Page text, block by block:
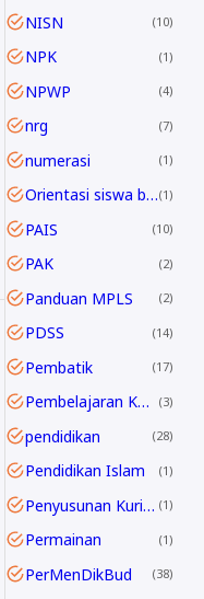
NISN 10
NPK 1
NPWP 4
nrg 7
numerasi 1
Orientasi siswa baru 1
PAIS 10
PAK 2
Panduan MPLS 2
PDSS 14
Pembatik 17
Pembelajaran Kontekstual 3
pendidikan 28
Pendidikan Islam 1
Penyusunan Kurikulum 1
Permainan 1
PerMenDikBud 38